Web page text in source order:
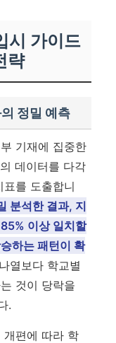
시 가이드
략
정밀 예측
기재에 집중한
데이터를 다각
를 도출합니
분석한 결과, 지
이상 일치할
하는 패턴이 확
열보다 학교별
것이 당락을
.
개편에 따라 학